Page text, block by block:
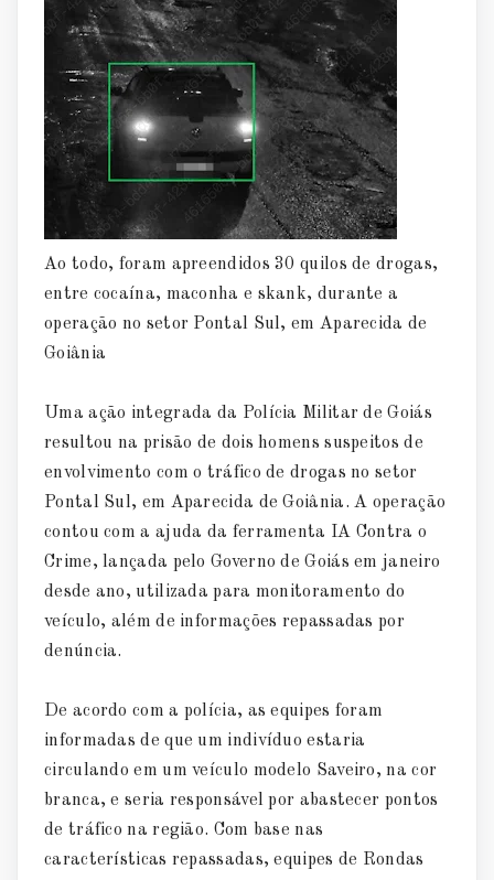
Ao todo, foram apreendidos 30 quilos de drogas,
entre cocaína, maconha e skank, durante a
operação no setor Pontal Sul, em Aparecida de
Goiânia
Uma ação integrada da Polícia Militar de Goiás
resultou na prisão de dois homens suspeitos de
envolvimento com o tráfico de drogas no setor
Pontal Sul, em Aparecida de Goiânia. A operação
contou com a ajuda da ferramenta IA Contra o
Crime, lançada pelo Governo de Goiás em janeiro
desde ano, utilizada para monitoramento do
veículo, além de informações repassadas por
denúncia.
De acordo com a polícia, as equipes foram
informadas de que um indivíduo estaria
circulando em um veículo modelo Saveiro, na cor
branca, e seria responsável por abastecer pontos
de tráfico na região. Com base nas
características repassadas, equipes de Rondas